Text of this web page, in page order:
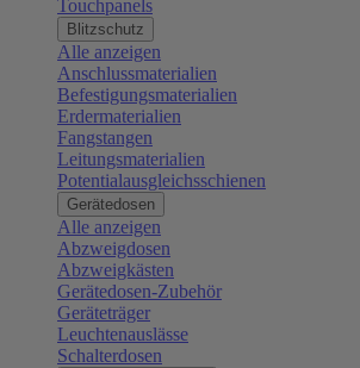
Touchpanels
Blitzschutz
Alle anzeigen
Anschlussmaterialien
Befestigungsmaterialien
Erdermaterialien
Fangstangen
Leitungsmaterialien
Potentialausgleichsschienen
Gerätedosen
Alle anzeigen
Abzweigdosen
Abzweigkästen
Gerätedosen-Zubehör
Geräteträger
Leuchtenauslässe
Schalterdosen